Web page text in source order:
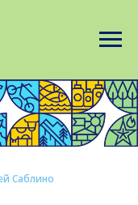
Саблино